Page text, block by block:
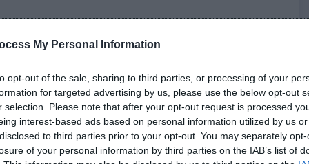
My Personal Information
opt-out of the sale, sharing to third parties, or processing of your
for targeted advertising by us, please use the below opt-out
selection. Please note that after your opt-out request is processed
interest-based ads based on personal information utilized by us
to third parties prior to your opt-out. You may separately
of your personal information by third parties on the IAB’s list of
aider à réduire le stress en réduisant les
Les massages peuvent également aider à
Essayez de réserver des séances de massage
à la maison.
sur l’instant présent et à observer ses pensées et
le stress en calmant l’esprit et en améliorant la